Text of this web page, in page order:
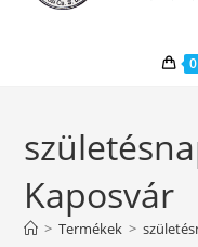
0
Kaposvár
> Termékek >